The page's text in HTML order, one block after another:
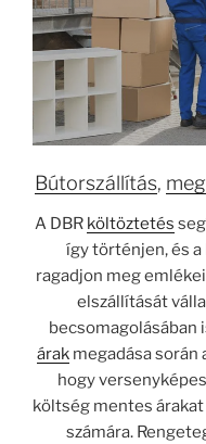
Bútorszállítás,
A DBR költöztetés
így történjen, és
ragadjon meg
elszállítását
becsomagolásában
árakmegadása során
hogy
költség mentes
számára.